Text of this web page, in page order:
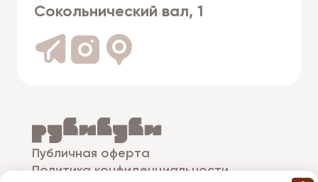
Сокольнический вал, 1
Публичная оферта
Политика конфиденциальности